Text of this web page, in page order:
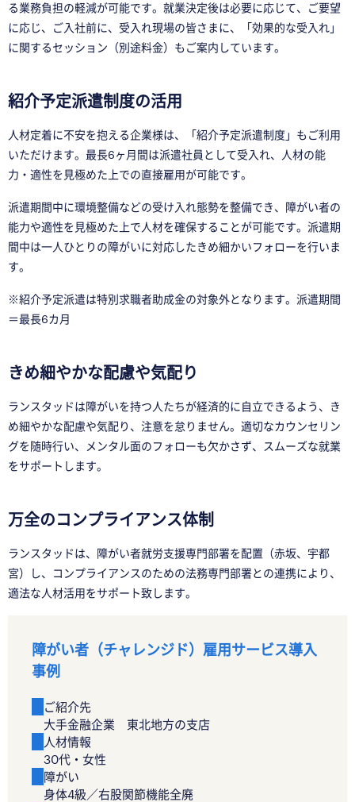
る業務負担の軽減が可能です。就業決定後は必要に応じて、ご要望
に応じ、ご入社前に、受入れ現場の皆さまに、「効果的な受入れ」
に関するセッション（別途料金）もご案内しています。
紹介予定派遣制度の活用
人材定着に不安を抱える企業様は、「紹介予定派遣制度」もご利用
いただけます。最長6ヶ月間は派遣社員として受入れ、人材の能
力・適性を見極めた上での直接雇用が可能です。
派遣期間中に環境整備などの受け入れ態勢を整備でき、障がい者の
能力や適性を見極めた上で人材を確保することが可能です。派遣期
間中は一人ひとりの障がいに対応したきめ細かいフォローを行いま
す。
※紹介予定派遣は特別求職者助成金の対象外となります。派遣期間
＝最長6カ月
きめ細やかな配慮や気配り
ランスタッドは障がいを持つ人たちが経済的に自立できるよう、き
め細やかな配慮や気配り、注意を怠りません。適切なカウンセリン
グを随時行い、メンタル面のフォローも欠かさず、スムーズな就業
をサポートします。
万全のコンプライアンス体制
ランスタッドは、障がい者就労支援専門部署を配置（赤坂、宇都
宮）し、コンプライアンスのための法務専門部署との連携により、
適法な人材活用をサポート致します。
障がい者（チャレンジド）雇用サービス導入
事例
ご紹介先
大手金融企業 東北地方の支店
人材情報
30代・女性
障がい
身体4級／右股関節機能全廃